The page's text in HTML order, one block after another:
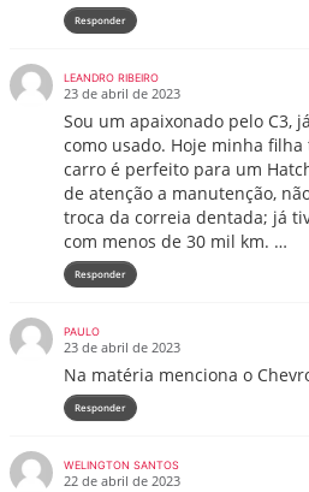
Responder
LEANDRO RIBEIRO
23 de abril de 2023
Sou um apaixonado pelo C3,
como usado. Hoje minha
carro é perfeito para um
de atenção a manutenção,
troca da correia dentada; já
com menos de 30 mil km. …
Responder
PAULO
23 de abril de 2023
Na matéria menciona o
Responder
WELINGTON SANTOS
22 de abril de 2023